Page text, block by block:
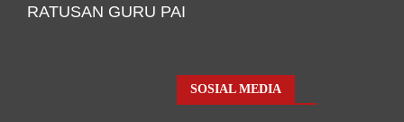
RATUSAN GURU PAI
SOSIAL MEDIA